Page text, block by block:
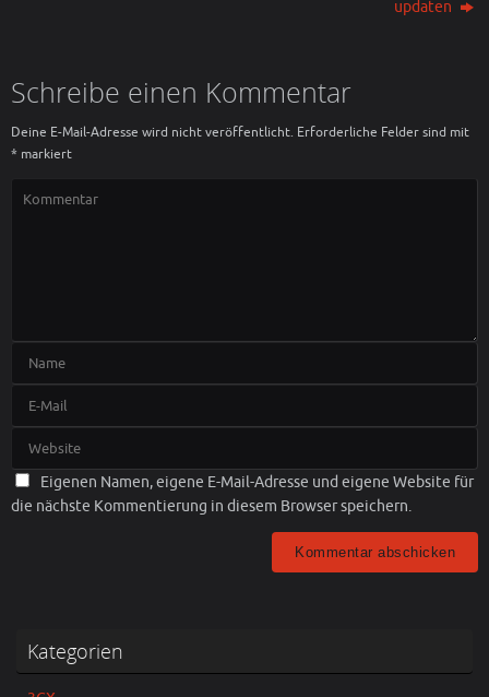
updaten
Schreibe einen Kommentar
Deine E-Mail-Adresse wird nicht veröffentlicht. Erforderliche Felder sind mit
* markiert
Eigenen Namen, eigene E-Mail-Adresse und eigene Website für
die nächste Kommentierung in diesem Browser speichern.
Kategorien